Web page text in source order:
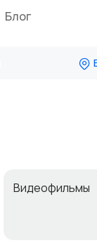
Блог
Видеофильмы